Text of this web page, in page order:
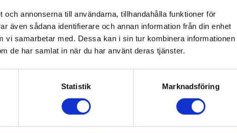
annonserna till användarna, tillhandahålla funktioner för
även sådana identifierare och annan information från din enhet
vi samarbetar med. Dessa kan i sin tur kombinera informationen
de har samlat in när du har använt deras tjänster.
Statistik Marknadsföring